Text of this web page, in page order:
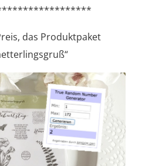
das Produktpaket